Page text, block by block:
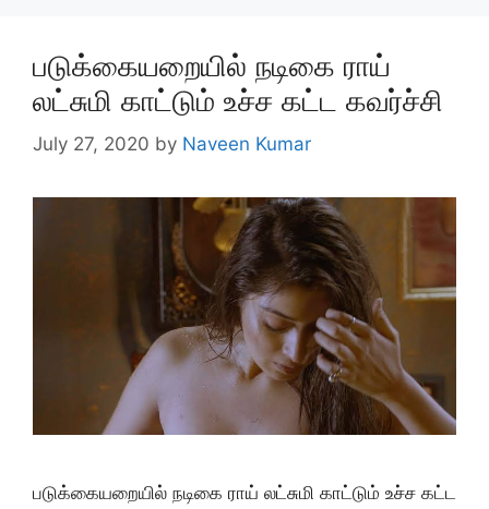
படுக்கையறையில் நடிகை ராய்
லட்சுமி காட்டும் உச்ச கட்ட கவர்ச்சி
July 27, 2020 by Naveen Kumar
படுக்கையறையில் நடிகை ராய் லட்சுமி காட்டும் உச்ச கட்ட